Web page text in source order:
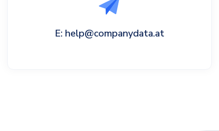
E: help@companydata.at